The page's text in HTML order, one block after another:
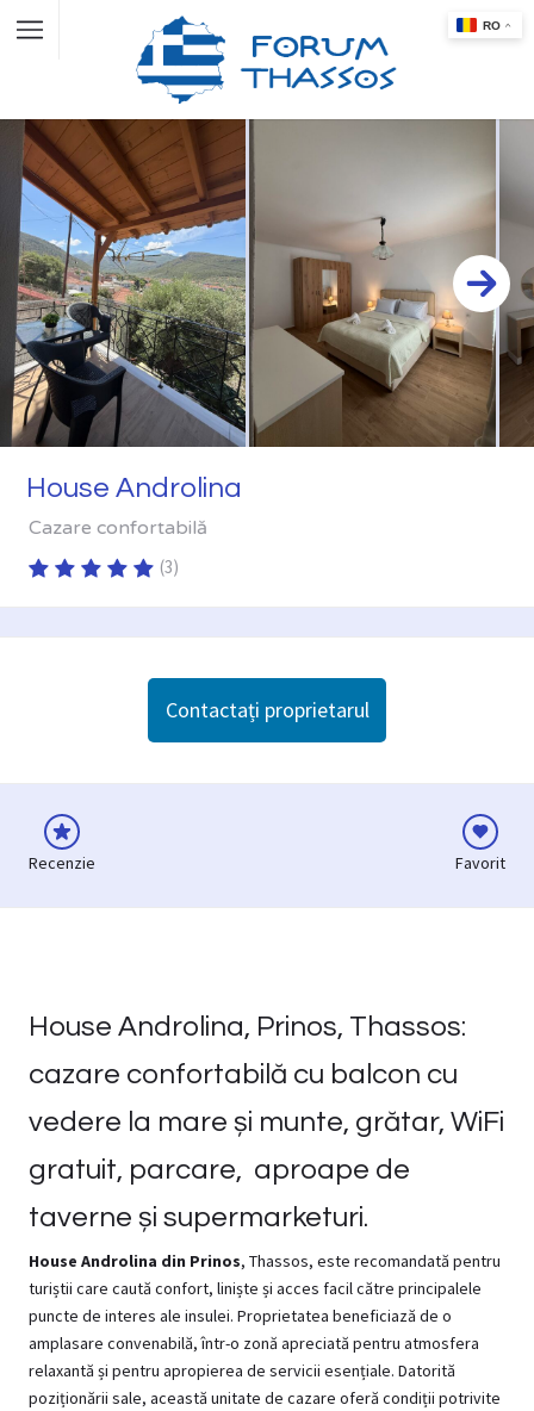
House Androlina
Cazare confortabilă
(3)
Contactați proprietarul
Recenzie Favorit
House Androlina, Prinos, Thassos:
cazare confortabilă cu balcon cu
vedere la mare și munte, grătar, WiFi
gratuit, parcare, aproape de
taverne și supermarketuri.
House Androlina din Prinos, Thassos, este recomandată pentru
turiștii care caută confort, liniște și acces facil către principalele
puncte de interes ale insulei. Proprietatea beneficiază de o
amplasare convenabilă, într-o zonă apreciată pentru atmosfera
relaxantă și pentru apropierea de servicii esențiale. Datorită
poziționării sale, această unitate de cazare oferă condiții potrivite